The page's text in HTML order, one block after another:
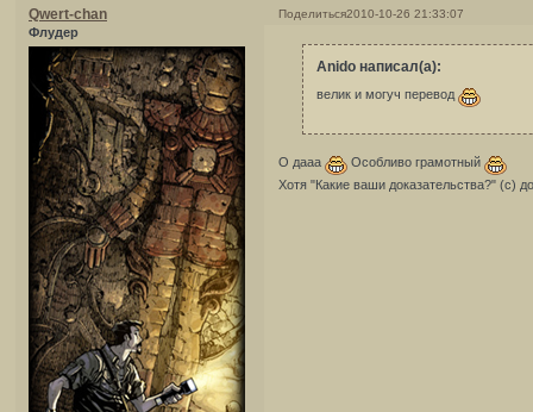
Поделиться2010-10-26 21:33:07
Qwert-chan
Флудер
Anido написал(а):
велик и могуч перевод
О дааа
Особливо грамотный
Хотя "Какие ваши доказательства?" (с)